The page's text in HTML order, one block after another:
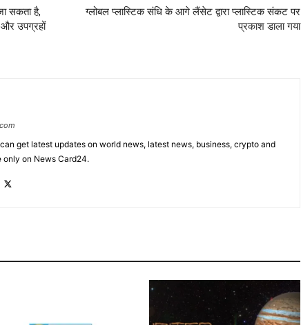
सकता है,
और उपग्रहों
ग्लोबल प्लास्टिक संधि के आगे लैंसेट द्वारा प्लास्टिक संकट पर
प्रकाश डाला गया
can get latest updates on world news, latest news, business, crypto and
only on News Card24.